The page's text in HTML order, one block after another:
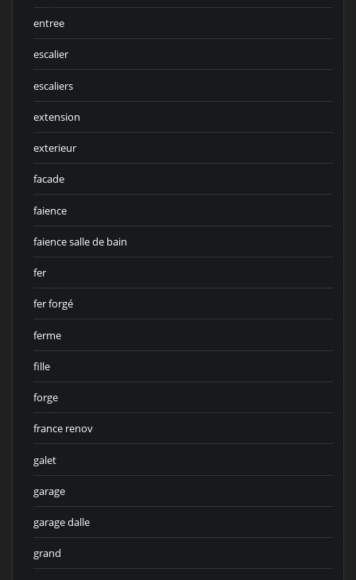
entree
escalier
escaliers
extension
exterieur
facade
faience
faience salle de bain
fer
fer forgé
ferme
fille
forge
france renov
galet
garage
garage dalle
grand